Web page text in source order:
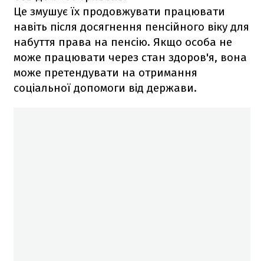
Це змушує їх продовжувати працювати
навіть після досягнення пенсійного віку для
набуття права на пенсію. Якщо особа не
може працювати через стан здоров'я, вона
може претендувати на отримання
соціальної допомоги від держави.